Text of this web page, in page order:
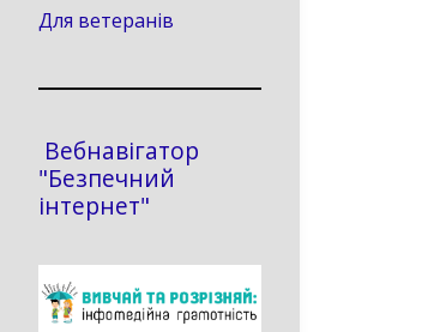
Для ветеранів
Вебнавігатор
"Безпечний
інтернет"